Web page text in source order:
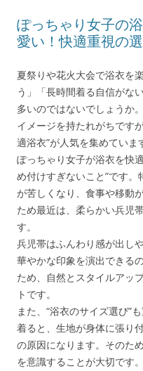
ぽっちゃり女子の
愛い！快適重視の
夏祭りや花火大会で浴衣を
う」「長時間着る自信がな
多いのではないでしょうか
イメージを持たれがちです
適浴衣”が人気を集めていま
ぽっちゃり女子が浴衣を快
め付けすぎないこと”です
が苦しくなり、食事や移動
ため最近は、柔らかい兵児
す。
兵児帯はふんわり感が出し
華やかな印象を演出できる
ため、自然とスタイルアッ
トです。
また、“浴衣のサイズ選び”
着ると、生地が身体に張り
の原因になります。そのた
を意識することが大切です。